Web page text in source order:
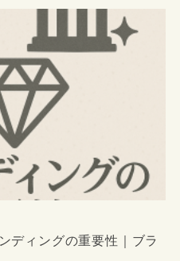
ディングの重要性｜ブラ